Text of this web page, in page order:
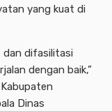
yang kuat di
dan difasilitasi
dengan baik,”
Dinas